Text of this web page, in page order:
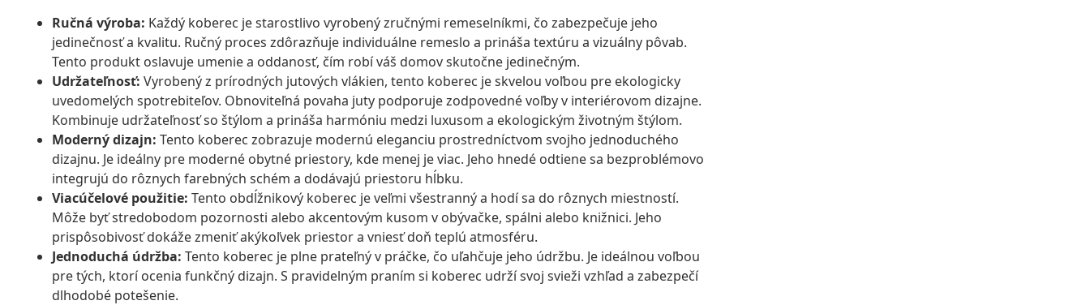
Ručná výroba: Každý koberec je starostlivo vyrobený zručnými remeselníkmi, čo zabezpečuje jeho
jedinečnosť a kvalitu. Ručný proces zdôrazňuje individuálne remeslo a prináša textúru a vizuálny pôvab.
Tento produkt oslavuje umenie a oddanosť, čím robí váš domov skutočne jedinečným.
Udržateľnosť: Vyrobený z prírodných jutových vlákien, tento koberec je skvelou voľbou pre ekologicky
uvedomelých spotrebiteľov. Obnoviteľná povaha juty podporuje zodpovedné voľby v interiérovom dizajne.
Kombinuje udržateľnosť so štýlom a prináša harmóniu medzi luxusom a ekologickým životným štýlom.
Moderný dizajn: Tento koberec zobrazuje modernú eleganciu prostredníctvom svojho jednoduchého
dizajnu. Je ideálny pre moderné obytné priestory, kde menej je viac. Jeho hnedé odtiene sa bezproblémovo
integrujú do rôznych farebných schém a dodávajú priestoru hĺbku.
Viacúčelové použitie: Tento obdĺžnikový koberec je veľmi všestranný a hodí sa do rôznych miestností.
Môže byť stredobodom pozornosti alebo akcentovým kusom v obývačke, spálni alebo knižnici. Jeho
prispôsobivosť dokáže zmeniť akýkoľvek priestor a vniesť doň teplú atmosféru.
Jednoduchá údržba: Tento koberec je plne prateľný v práčke, čo uľahčuje jeho údržbu. Je ideálnou voľbou
pre tých, ktorí ocenia funkčný dizajn. S pravidelným praním si koberec udrží svoj svieži vzhľad a zabezpečí
dlhodobé potešenie.